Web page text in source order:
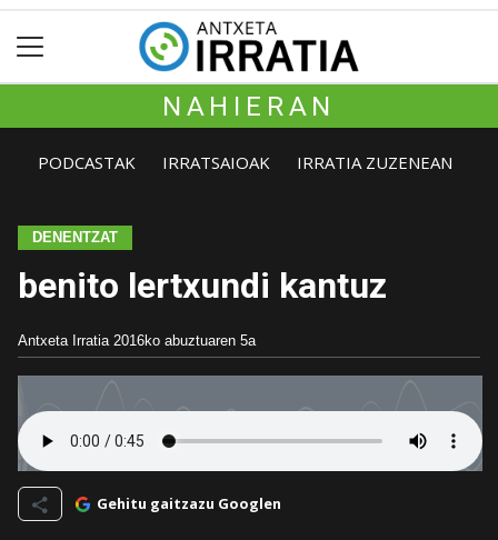
NAHIERAN
PODCASTAK IRRATSAIOAK IRRATIA ZUZENEAN
DENENTZAT
benito lertxundi kantuz
Antxeta Irratia 2016ko abuztuaren 5a
Gehitu gaitzazu Googlen